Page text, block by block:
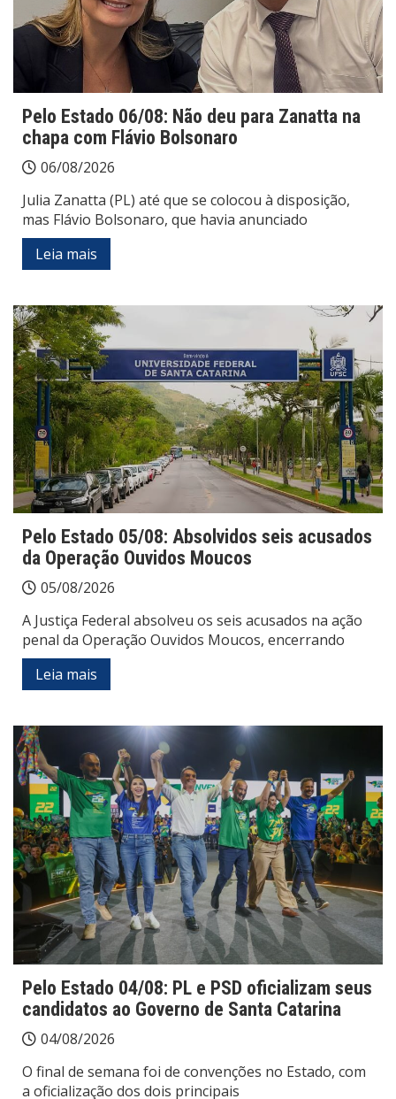
Pelo Estado 06/08: Não deu para Zanatta na
chapa com Flávio Bolsonaro
06/08/2026
Julia Zanatta (PL) até que se colocou à disposição,
mas Flávio Bolsonaro, que havia anunciado
Leia mais
Pelo Estado 05/08: Absolvidos seis acusados
da Operação Ouvidos Moucos
05/08/2026
A Justiça Federal absolveu os seis acusados na ação
penal da Operação Ouvidos Moucos, encerrando
Leia mais
Pelo Estado 04/08: PL e PSD oficializam seus
candidatos ao Governo de Santa Catarina
04/08/2026
O final de semana foi de convenções no Estado, com
a oficialização dos dois principais